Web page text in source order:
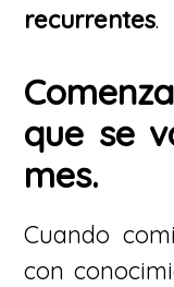
recurrentes.
que se
mes.
Cuando
con